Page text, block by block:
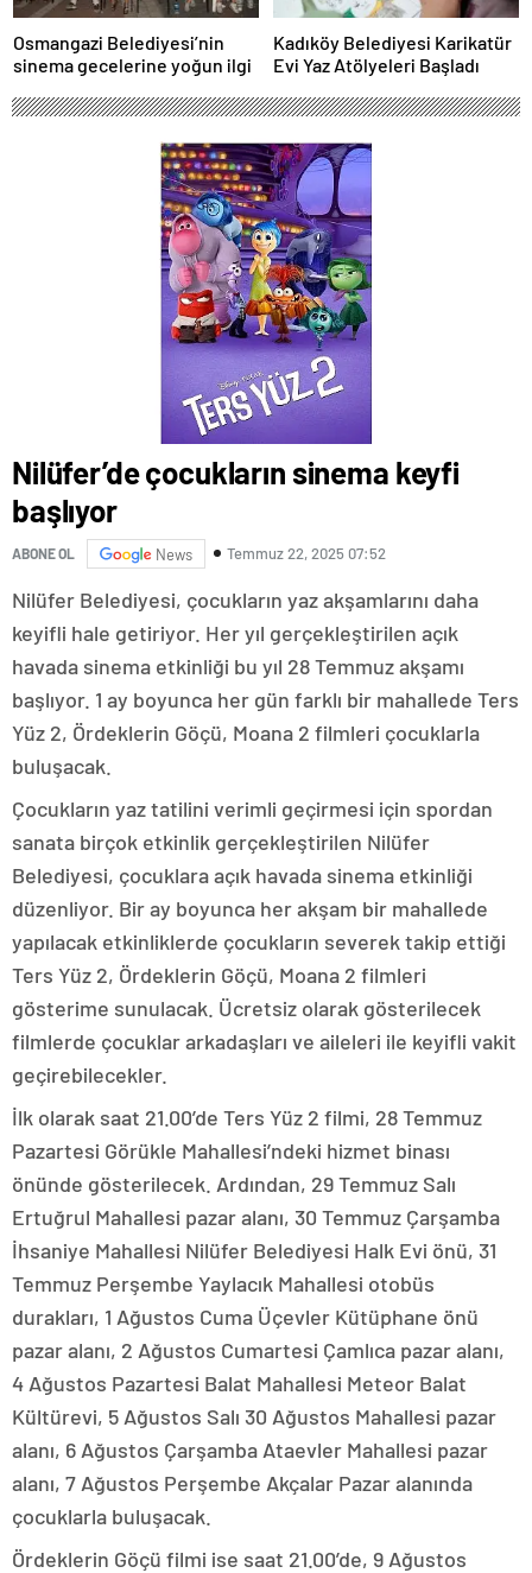
Osmangazi Belediyesi’nin
sinema gecelerine yoğun ilgi
Kadıköy Belediyesi Karikatür
Evi Yaz Atölyeleri Başladı
Nilüfer’de çocukların sinema keyfi
başlıyor
ABONE OL News Temmuz 22, 2025 07:52
Nilüfer Belediyesi, çocukların yaz akşamlarını daha
keyifli hale getiriyor. Her yıl gerçekleştirilen açık
havada sinema etkinliği bu yıl 28 Temmuz akşamı
başlıyor. 1 ay boyunca her gün farklı bir mahallede Ters
Yüz 2, Ördeklerin Göçü, Moana 2 filmleri çocuklarla
buluşacak.
Çocukların yaz tatilini verimli geçirmesi için spordan
sanata birçok etkinlik gerçekleştirilen Nilüfer
Belediyesi, çocuklara açık havada sinema etkinliği
düzenliyor. Bir ay boyunca her akşam bir mahallede
yapılacak etkinliklerde çocukların severek takip ettiği
Ters Yüz 2, Ördeklerin Göçü, Moana 2 filmleri
gösterime sunulacak. Ücretsiz olarak gösterilecek
filmlerde çocuklar arkadaşları ve aileleri ile keyifli vakit
geçirebilecekler.
İlk olarak saat 21.00’de Ters Yüz 2 filmi, 28 Temmuz
Pazartesi Görükle Mahallesi’ndeki hizmet binası
önünde gösterilecek. Ardından, 29 Temmuz Salı
Ertuğrul Mahallesi pazar alanı, 30 Temmuz Çarşamba
İhsaniye Mahallesi Nilüfer Belediyesi Halk Evi önü, 31
Temmuz Perşembe Yaylacık Mahallesi otobüs
durakları, 1 Ağustos Cuma Üçevler Kütüphane önü
pazar alanı, 2 Ağustos Cumartesi Çamlıca pazar alanı,
4 Ağustos Pazartesi Balat Mahallesi Meteor Balat
Kültürevi, 5 Ağustos Salı 30 Ağustos Mahallesi pazar
alanı, 6 Ağustos Çarşamba Ataevler Mahallesi pazar
alanı, 7 Ağustos Perşembe Akçalar Pazar alanında
çocuklarla buluşacak.
Ördeklerin Göçü filmi ise saat 21.00’de, 9 Ağustos